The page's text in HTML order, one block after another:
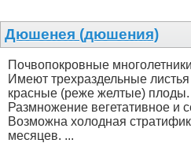
Дюшенея (дюшения)
Почвопокровные
Имеют трехраздельные
красные (реже желтые)
Размножение вегетативное и
Возможна холодная
месяцев. ...